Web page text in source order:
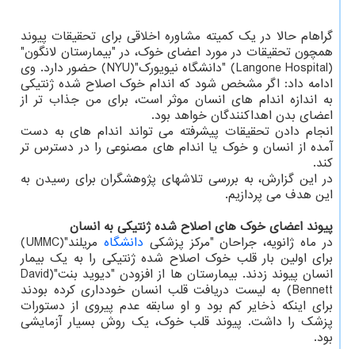
گراهام حالا در یک کمیته مشاوره اخلاقی برای تحقیقات پیوند
همچون تحقیقات در مورد اعضای خوک، در "بیمارستان لانگون"
(Langone Hospital) "دانشگاه نیویورک"(NYU) حضور دارد. وی
ادامه داد: اگر مشخص شود که اندام خوک اصلاح شده ژنتیکی
به اندازه اندام های انسان موثر است، برای من جذاب تر از
اعضای بدن اهداکنندگان خواهد بود.
انجام دادن تحقیقات پیشرفته می تواند اندام های به دست
آمده از انسان و خوک یا اندام های مصنوعی را در دسترس تر
کند.
در این گزارش، به بررسی تلاشهای پژوهشگران برای رسیدن به
این هدف می پردازیم.
پیوند اعضای خوک های اصلاح شده ژنتیکی به انسان
در ماه ژانویه، جراحان "مرکز پزشکی دانشگاه
مریلند"(UMMC)
برای اولین بار قلب خوک اصلاح شده ژنتیکی را به یک بیمار
انسان پیوند زدند. بیمارستان ها از افزودن "دیوید بنت"(David
Bennett) به لیست دریافت قلب انسان خودداری کرده بودند
برای اینکه ذخایر کم بود و او سابقه عدم پیروی از دستورات
پزشک را داشت. پیوند قلب خوک، یک روش بسیار آزمایشی
بود.